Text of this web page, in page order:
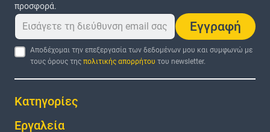
προσφορά.
Εγγραφή
Αποδέχομαι την επεξεργασία των δεδομένων μου και συμφωνώ με
τους όρους τηςπολιτικής απορρήτου του newsletter.
Κατηγορίες
Εργαλεία